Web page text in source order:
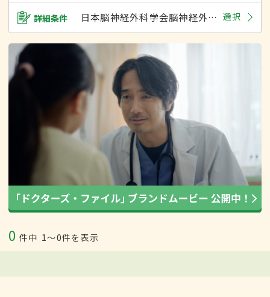
詳細条件 日本脳神経外科学会脳神経外科専門医 選択
0 件中 1〜0件を表示